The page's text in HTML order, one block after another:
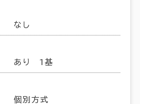
なし
あり 1基
個別方式